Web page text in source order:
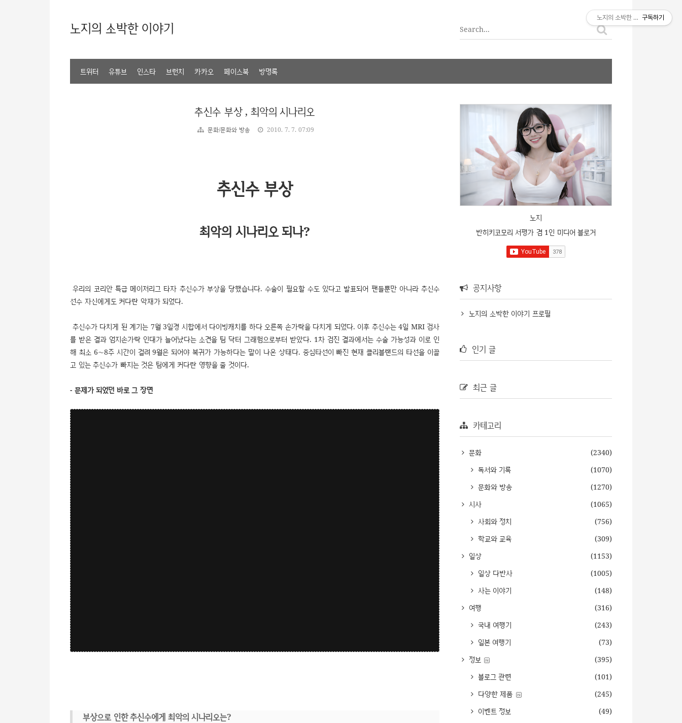
노지의 소박한 이야기
트위터 유튜브 인스타 브런치 카카오 페이스북 방명록
추신수 부상 , 최악의 시나리오
문화/문화와 방송 2010. 7. 7. 07:09
추신수 부상
최악의 시나리오 되나?
우리의 코리안 특급 메이저리그 타자 추신수가 부상을 당했습니다. 수술이 필요할 수도 있다고 발표되어 팬들뿐만 아니라 추신수
선수 자신에게도 커다란 악재가 되었다.
추신수가 다치게 된 계기는 7월 3일경 시합에서 다이빙캐치를 하다 오른쪽 손가락을 다치게 되었다. 이후 추신수는 4일 MRI 검사
를 받은 결과 엄지손가락 인대가 늘어났다는 소견을 팀 닥터 그래험으로부터 받았다. 1차 검진 결과에서는 수술 가능성과 이로 인
해 최소 6∼8주 시간이 걸려 9월은 되어야 복귀가 가능하다는 말이 나온 상태다. 중심타선이 빠진 현재 클리블랜드의 타선을 이끌
고 있는 추신수가 빠지는 것은 팀에게 커다란 영향을 줄 것이다.
- 문제가 되었던 바로 그 장면
부상으로 인한 추신수에게 최악의 시나리오는?
노지
반히키코모리 서평가 겸 1인 미디어 블로거
공지사항
노지의 소박한 이야기 프로필
인기 글
최근 글
카테고리
문화
(2340)
독서와 기록
(1070)
문화와 방송
(1270)
시사
(1065)
사회와 정치
(756)
학교와 교육
(309)
일상
(1153)
일상 다반사
(1005)
사는 이야기
(148)
여행
(316)
국내 여행기
(243)
일본 여행기
(73)
정보
(395)
블로그 관련
(101)
다양한 제품
(245)
이벤트 정보
(49)
노지의 소박한 이야기구독하기